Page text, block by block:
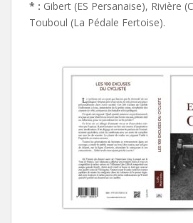
* : Gibert (ES Persanaise), Rivière
Touboul (La Pédale Fertoise).